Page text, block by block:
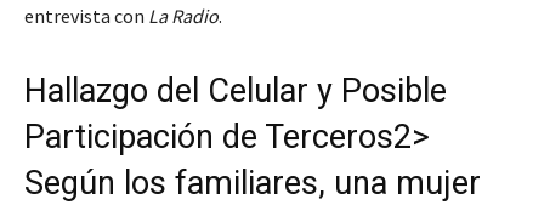
entrevista con La Radio.
Hallazgo del Celular y Posible
Participación de Terceros2>
Según los familiares, una mujer